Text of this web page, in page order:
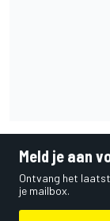
Meld je aan
Ontvang het
je mailbox.